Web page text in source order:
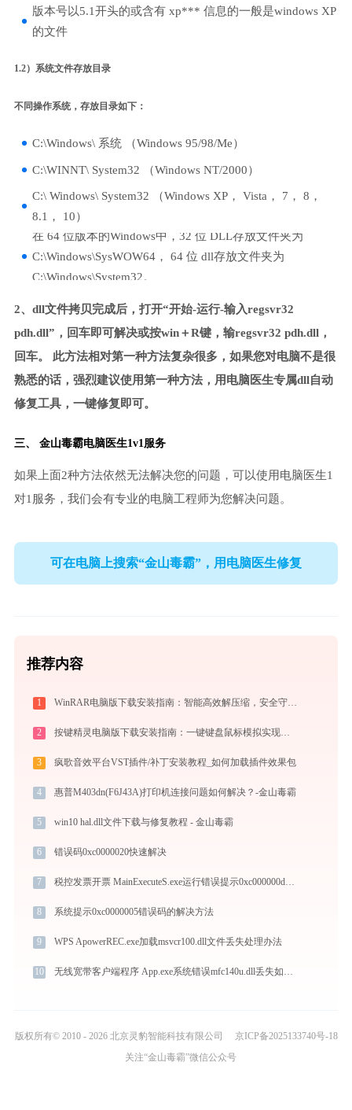
版本号以5.1开头的或含有 xp*** 信息的一般是windows XP
的文件
1.2）系统文件存放目录
不同操作系统，存放目录如下：
C:\Windows\ 系统 （Windows 95/98/Me）
C:\WINNT\ System32 （Windows NT/2000）
C:\ Windows\ System32 （Windows XP， Vista， 7， 8，
8.1， 10）
在 64 位版本的Windows中，32 位 DLL存放文件夹为
C:\Windows\SysWOW64， 64 位 dll存放文件夹为
C:\Windows\System32。
2、dll文件拷贝完成后，打开“开始-运行-输入regsvr32
pdh.dll”，回车即可解决或按win＋R键，输regsvr32 pdh.dll，
回车。 此方法相对第一种方法复杂很多，如果您对电脑不是很
熟悉的话，强烈建议使用第一种方法，用电脑医生专属dll自动
修复工具，一键修复即可。
三、 金山毒霸电脑医生1v1服务
如果上面2种方法依然无法解决您的问题，可以使用电脑医生1
对1服务，我们会有专业的电脑工程师为您解决问题。
可在电脑上搜索“金山毒霸”，用电脑医生修复
推荐内容
1 WinRAR电脑版下载安装指南：智能高效解压缩，安全守护文件传输与归档
2 按键精灵电脑版下载安装指南：一键键盘鼠标模拟实现电脑自动办公与挂机
3 疯歌音效平台VST插件/补丁安装教程_如何加载插件效果包
4 惠普M403dn(F6J43A)打印机连接问题如何解决？-金山毒霸
5 win10 hal.dll文件下载与修复教程 - 金山毒霸
6 错误码0xc0000020快速解决
7 税控发票开票 MainExecuteS.exe运行错误提示0xc000000d的解决办法
8 系统提示0xc0000005错误码的解决方法
9 WPS ApowerREC.exe加载msvcr100.dll文件丢失处理办法
10 无线宽带客户端程序 App.exe系统错误mfc140u.dll丢失如何解决
版权所有© 2010 - 2026 北京灵豹智能科技有限公司
京ICP备2025133740号-18
关注“金山毒霸”微信公众号